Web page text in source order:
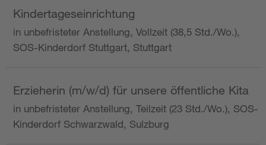
Kindertageseinrichtung
in unbefristeter Anstellung, Vollzeit (38,5 Std./Wo.),
SOS-Kinderdorf Stuttgart, Stuttgart
Erzieherin (m/w/d) für unsere öffentliche Kita
in unbefristeter Anstellung, Teilzeit (23 Std./Wo.), SOS-
Kinderdorf Schwarzwald, Sulzburg